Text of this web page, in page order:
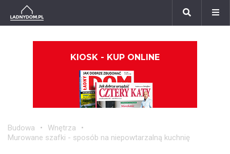
KIOSK - KUP ONLINE
Budowa
Wnętrza
Murowane szafki - sposób na niepowtarzalną kuchnię